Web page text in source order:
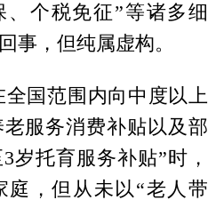
、个税免征”等诸多细
事，但纯属虚构。
国范围内向中度以上
服务消费补贴以及部
岁托育服务补贴”时，
庭，但从未以“老人带